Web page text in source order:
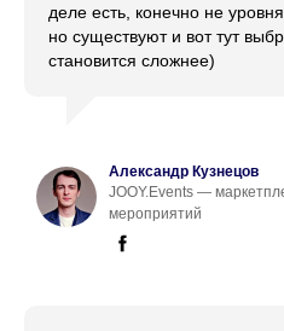
деле есть, конечно не
но существуют и вот тут
становится сложнее)
Александр Кузнецов
JOOY.Events —
мероприятий